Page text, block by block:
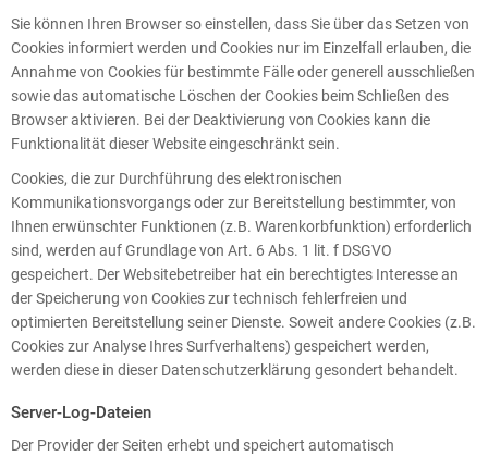
Sie können Ihren Browser so einstellen, dass Sie über das Setzen von
Cookies informiert werden und Cookies nur im Einzelfall erlauben, die
Annahme von Cookies für bestimmte Fälle oder generell ausschließen
sowie das automatische Löschen der Cookies beim Schließen des
Browser aktivieren. Bei der Deaktivierung von Cookies kann die
Funktionalität dieser Website eingeschränkt sein.
Cookies, die zur Durchführung des elektronischen
Kommunikationsvorgangs oder zur Bereitstellung bestimmter, von
Ihnen erwünschter Funktionen (z.B. Warenkorbfunktion) erforderlich
sind, werden auf Grundlage von Art. 6 Abs. 1 lit. f DSGVO
gespeichert. Der Websitebetreiber hat ein berechtigtes Interesse an
der Speicherung von Cookies zur technisch fehlerfreien und
optimierten Bereitstellung seiner Dienste. Soweit andere Cookies (z.B.
Cookies zur Analyse Ihres Surfverhaltens) gespeichert werden,
werden diese in dieser Datenschutzerklärung gesondert behandelt.
Server-Log-Dateien
Der Provider der Seiten erhebt und speichert automatisch